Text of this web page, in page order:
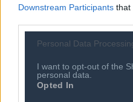
Downstream Participants that
Personal Data
I want to opt-out of the
personal data.
Opted In
Επιτροπές & Ομάδες
Εργασίας
Εκδηλώσεις
Προκηρύξεις -